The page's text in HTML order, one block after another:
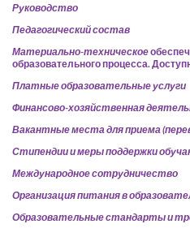
Руководство
Педагогический состав
Материально-техническое
образовательного процесса.
Платные образовательные услуги
Финансово-хозяйственная
Вакантные места для приема
Стипендии и меры поддержки
Международное сотрудничество
Организация питания в
Образовательные стандарты и